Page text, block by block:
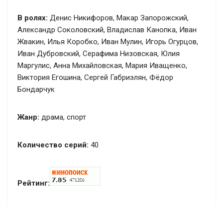
В ролях: Денис Никифоров, Макар Запорожский,
Александр Соколовский, Владислав Канопка, Иван
Жвакин, Илья Коробко, Иван Мулин, Игорь Огурцов,
Иван Дубровский, Серафима Низовская, Юлия
Маргулис, Анна Михайловская, Мария Иващенко,
Виктория Егошина, Сергей Габриэлян, Фёдор
Бондарчук
Жанр: драма, спорт
Количество серий: 40
Рейтинг: